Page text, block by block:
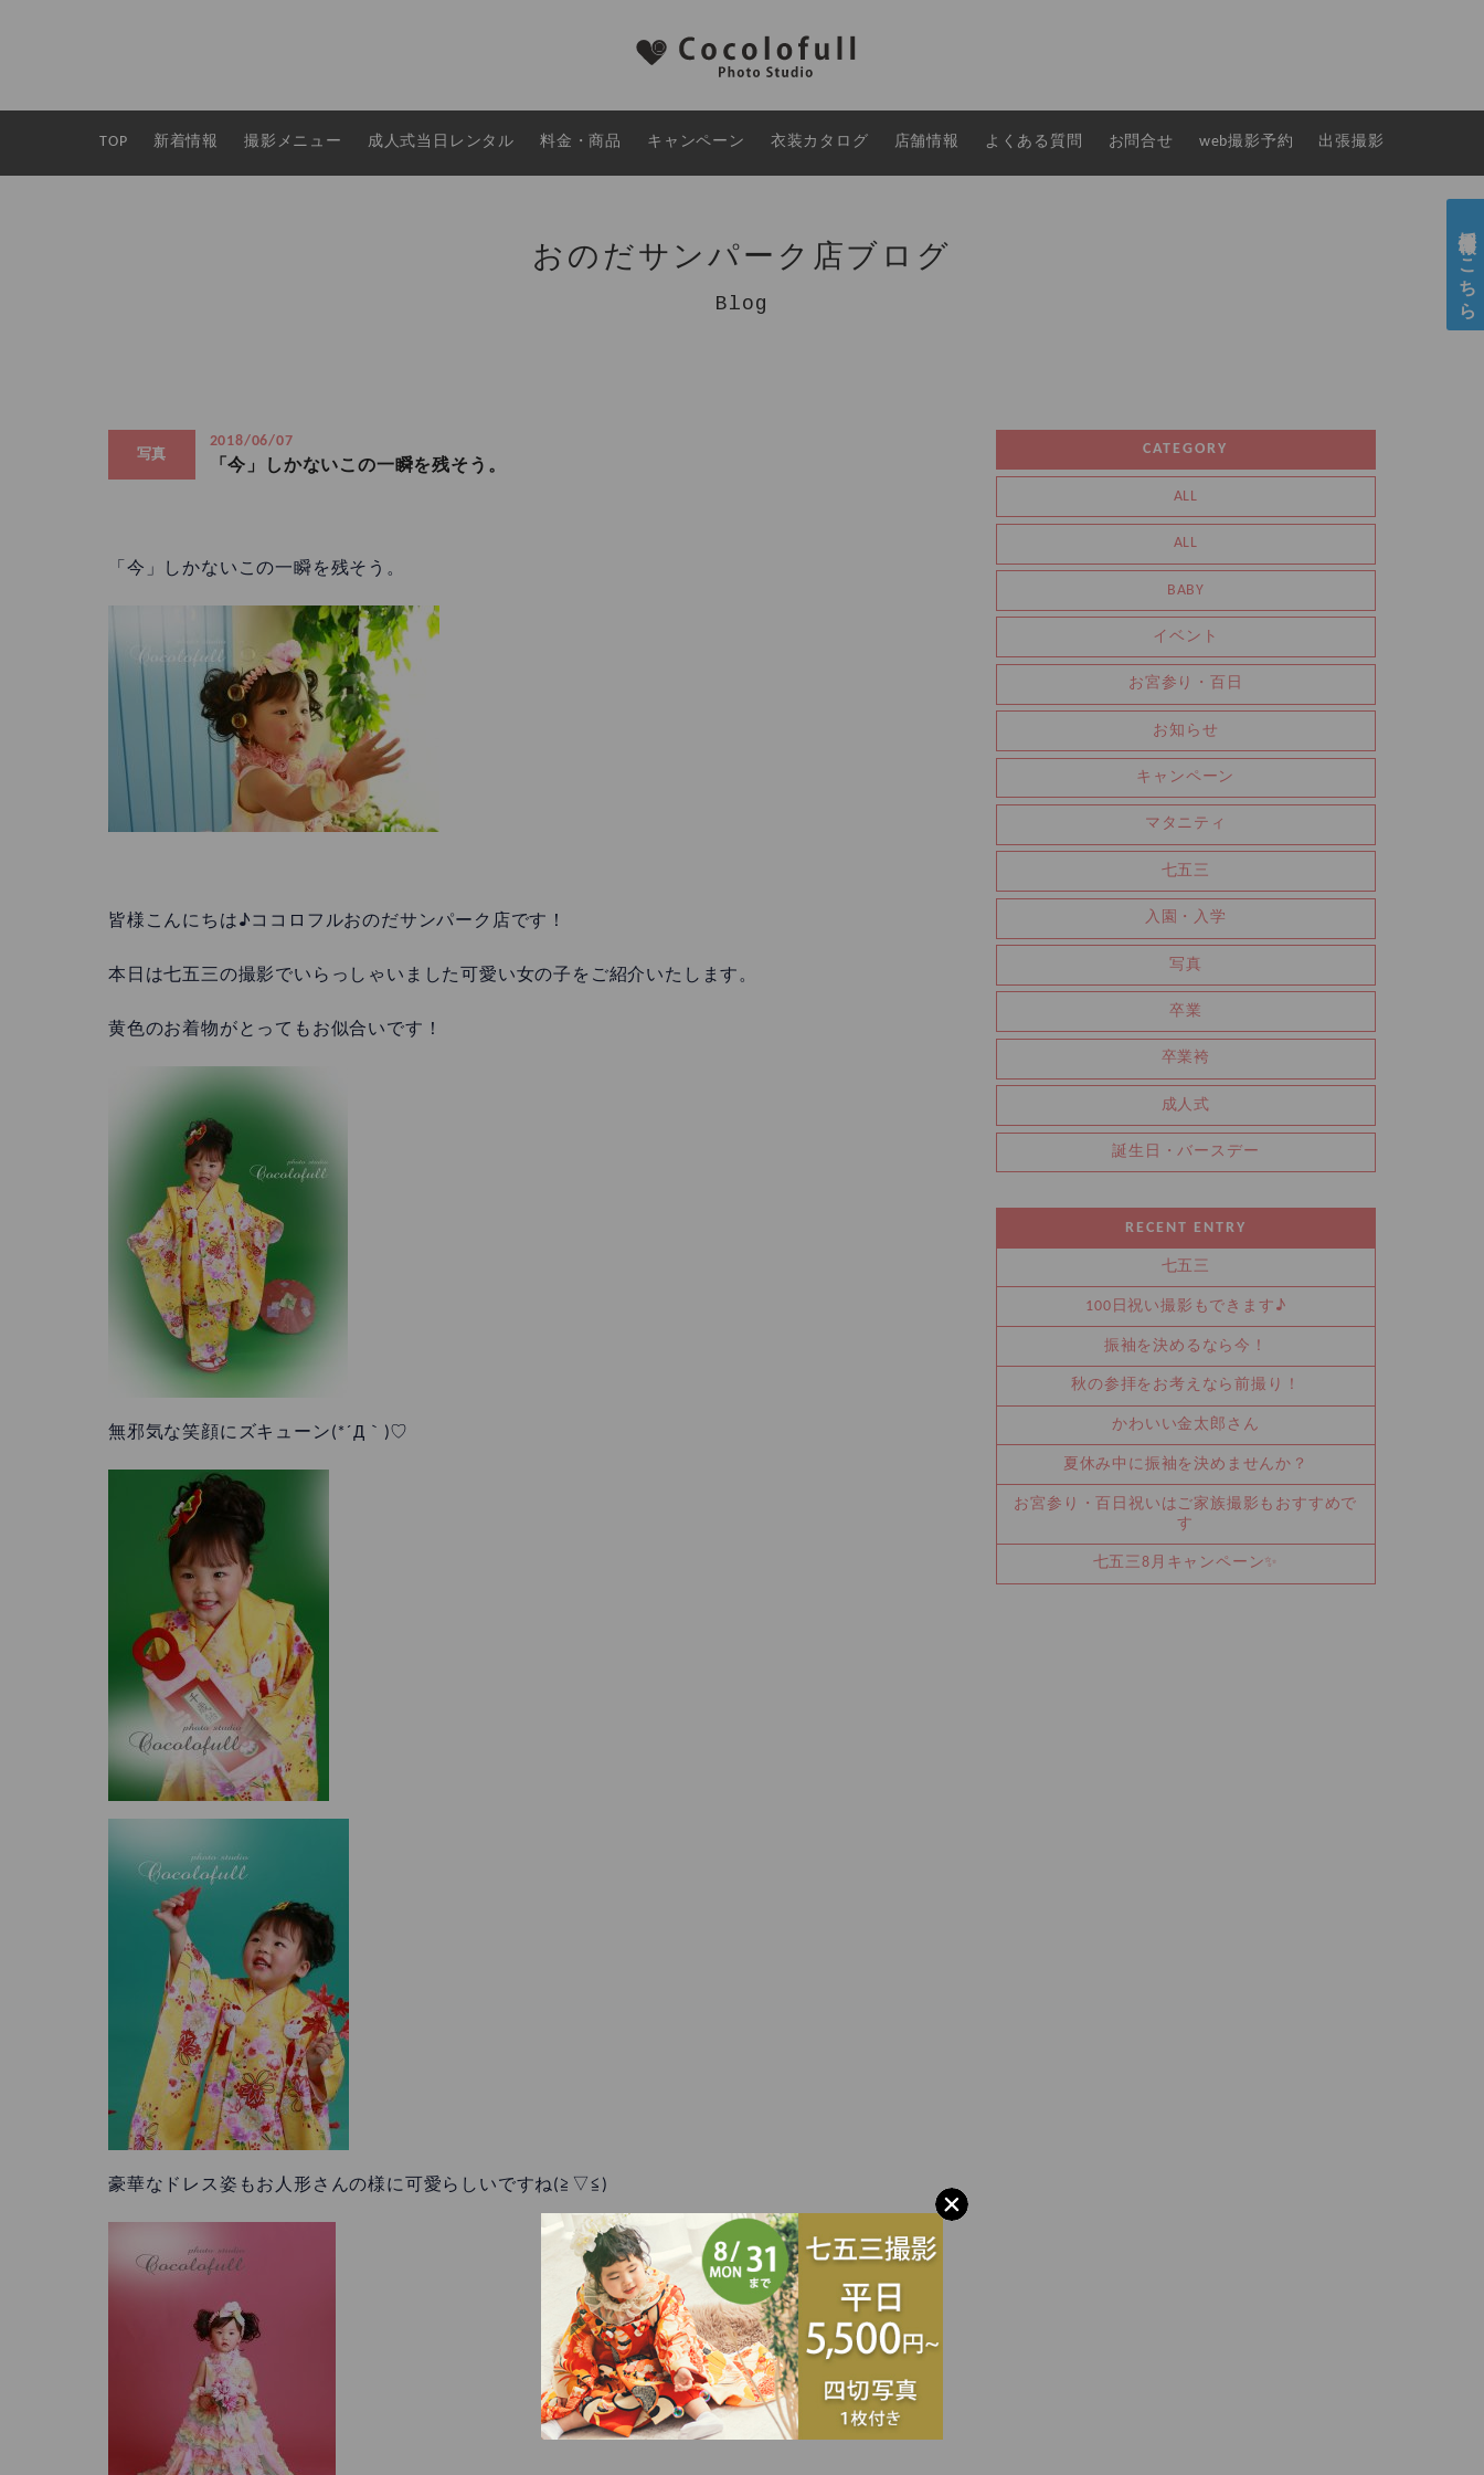
TOP 新着情報 撮影メニュー 成人式当日レンタル 料金・商品 キャンペーン 衣装カタログ 店舗情報 よくある質問 お問合せ web撮影予約 出張撮影
おのだサンパーク店ブログ
Blog
写真
2018/06/07
「今」しかないこの一瞬を残そう。
「今」しかないこの一瞬を残そう。
皆様こんにちは♪ココロフルおのだサンパーク店です！
本日は七五三の撮影でいらっしゃいました可愛い女の子をご紹介いたします。
黄色のお着物がとってもお似合いです！
無邪気な笑顔にズキューン(*´Д｀)♡
豪華なドレス姿もお人形さんの様に可愛らしいですね(≧▽≦)
CATEGORY
ALL
ALL
BABY
イベント
お宮参り・百日
お知らせ
キャンペーン
マタニティ
七五三
入園・入学
写真
卒業
卒業袴
成人式
誕生日・バースデー
RECENT ENTRY
七五三
100日祝い撮影もできます♪
振袖を決めるなら今！
秋の参拝をお考えなら前撮り！
かわいい金太郎さん
夏休み中に振袖を決めませんか？
お宮参り・百日祝いはご家族撮影もおすすめで
す
七五三8月キャンペーン✨
採用情報はこちら